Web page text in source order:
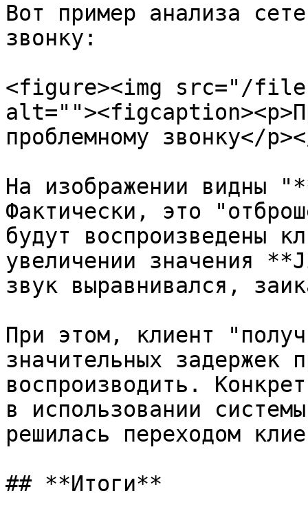
Вот пример анализа
звонку:
<figure><img src="/files/
проблемному звонку</
На изображении видны
Фактически, это
будут воспроизведены
увеличении
звук выравнивался,
При этом, клиент
значительных задержек
воспроизводить.
в использовании
решилась переходом
## **Итоги**